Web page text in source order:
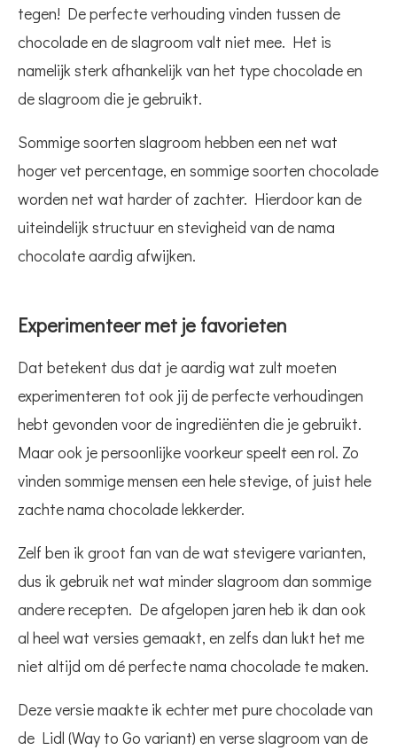
tegen! De perfecte verhouding vinden tussen de
chocolade en de slagroom valt niet mee. Het is
namelijk sterk afhankelijk van het type chocolade en
de slagroom die je gebruikt.
Sommige soorten slagroom hebben een net wat
hoger vet percentage, en sommige soorten chocolade
worden net wat harder of zachter. Hierdoor kan de
uiteindelijk structuur en stevigheid van de nama
chocolate aardig afwijken.
Experimenteer met je favorieten
Dat betekent dus dat je aardig wat zult moeten
experimenteren tot ook jij de perfecte verhoudingen
hebt gevonden voor de ingrediënten die je gebruikt.
Maar ook je persoonlijke voorkeur speelt een rol. Zo
vinden sommige mensen een hele stevige, of juist hele
zachte nama chocolade lekkerder.
Zelf ben ik groot fan van de wat stevigere varianten,
dus ik gebruik net wat minder slagroom dan sommige
andere recepten. De afgelopen jaren heb ik dan ook
al heel wat versies gemaakt, en zelfs dan lukt het me
niet altijd om dé perfecte nama chocolade te maken.
Deze versie maakte ik echter met pure chocolade van
de Lidl (Way to Go variant) en verse slagroom van de